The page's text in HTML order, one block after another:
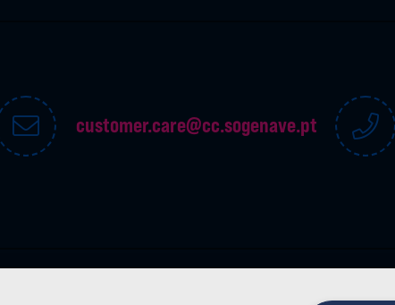
customer.care@cc.sogenave.pt